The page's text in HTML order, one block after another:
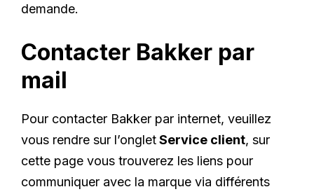
demande.
Contacter Bakker par
mail
Pour contacter Bakker par internet, veuillez
vous rendre sur l’ongletService client, sur
cette page vous trouverez les liens pour
communiquer avec la marque via différents